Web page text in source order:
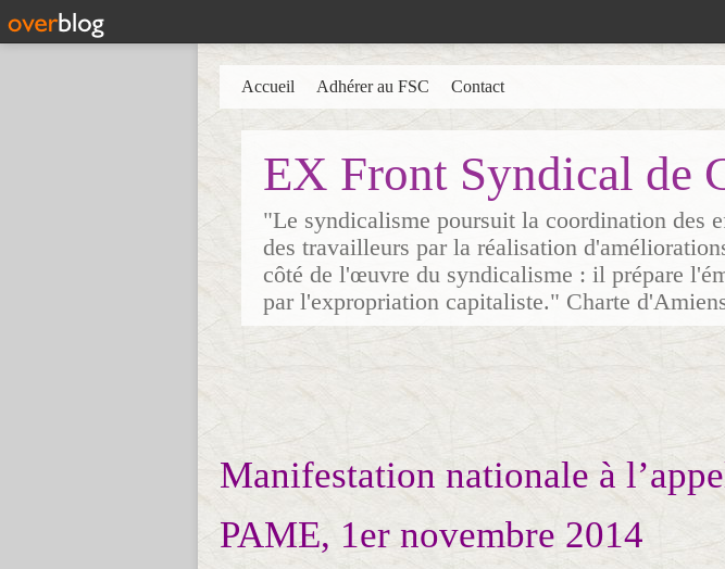
EX Front Syndical de
"Le syndicalisme poursuit la coordination des
des travailleurs par la réalisation
côté de l'œuvre du syndicalisme : il prépare
par l'expropriation capitaliste." Charte
Accueil Adhérer au FSC Contact
Manifestation nationale à
PAME, 1er novembre 2014